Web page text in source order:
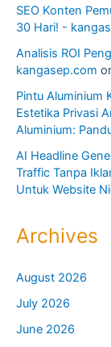
SEO Konten
30 Hari! -
Analisis ROI
kangasep.com
Pintu Aluminium
Estetika Privasi
Aluminium:
AI Headline
Traffic Tanpa
Untuk Website
Archives
August 2026
July 2026
June 2026